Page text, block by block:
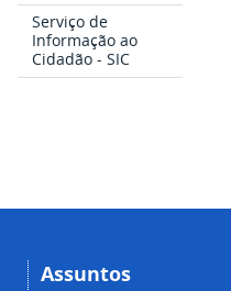
Serviço de
Informação ao
Cidadão - SIC
Assuntos